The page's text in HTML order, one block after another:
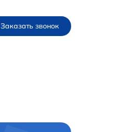
Заказать звонок